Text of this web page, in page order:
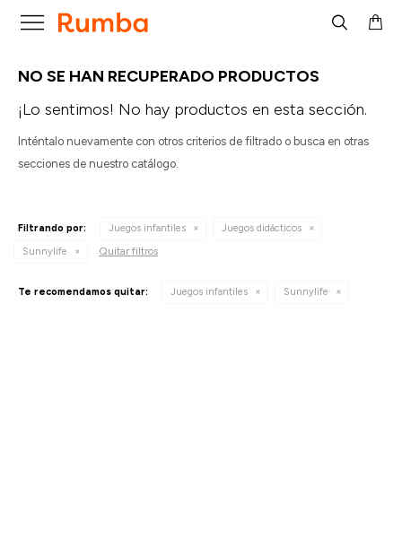

NO SE HAN RECUPERADO PRODUCTOS
¡Lo sentimos! No hay productos en esta sección.
Inténtalo nuevamente con otros criterios de filtrado o busca en otras
secciones de nuestro catálogo.
Filtrando por: Juegos infantiles
Juegos didácticos
Sunnylife
Quitar filtros
Te recomendamos quitar: Juegos infantiles Sunnylife